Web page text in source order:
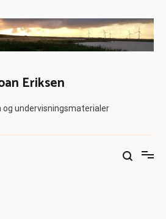
Eriksen
og undervisningsmaterialer